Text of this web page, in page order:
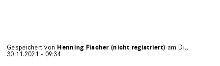
Gespeichert von Henning Fischer (nicht registriert) am Di.,
30.11.2021 - 09:34